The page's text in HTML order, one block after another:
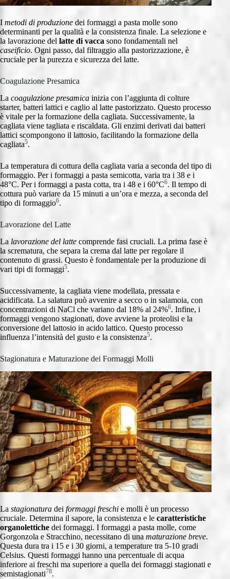
I metodi di produzione dei formaggi a pasta molle sono
determinanti per la qualità e la consistenza finale. La selezione e
la lavorazione del latte di vacca sono fondamentali nel
caseificio. Ogni passo, dal filtraggio alla pastorizzazione, è
cruciale per la purezza e sicurezza del latte.
Coagulazione Presamica
La coagulazione presamica inizia con l’aggiunta di colture
starter, batteri lattici e caglio al latte pastorizzato. Questo processo
è vitale per la formazione della cagliata. Successivamente, la
cagliata viene tagliata e riscaldata. Gli enzimi derivati dai batteri
lattici scompongono il lattosio, facilitando la formazione della
cagliata5.
La temperatura di cottura della cagliata varia a seconda del tipo di
formaggio. Per i formaggi a pasta semicotta, varia tra i 38 e i
48°C. Per i formaggi a pasta cotta, tra i 48 e i 60°C6. Il tempo di
cottura può variare da 15 minuti a un’ora e mezza, a seconda del
tipo di formaggio6.
Lavorazione del Latte
La lavorazione del latte comprende fasi cruciali. La prima fase è
la scrematura, che separa la crema dal latte per regolare il
contenuto di grassi. Questo è fondamentale per la produzione di
vari tipi di formaggi5.
Successivamente, la cagliata viene modellata, pressata e
acidificata. La salatura può avvenire a secco o in salamoia, con
concentrazioni di NaCl che variano dal 18% al 24%6. Infine, i
formaggi vengono stagionati, dove avviene la proteolisi e la
conversione del lattosio in acido lattico. Questo processo
influenza l’intensità del gusto e la consistenza5.
Stagionatura e Maturazione dei Formaggi Molli
La stagionatura dei formaggi freschi e molli è un processo
cruciale. Determina il sapore, la consistenza e le caratteristiche
organolettiche dei formaggi. I formaggi a pasta molle, come
Gorgonzola e Stracchino, necessitano di una maturazione breve.
Questa dura tra i 15 e i 30 giorni, a temperature tra 5-10 gradi
Celsius. Questi formaggi hanno una percentuale di acqua
inferiore ai freschi ma superiore a quella dei formaggi stagionati e
semistagionati78.